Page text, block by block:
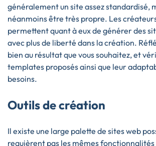
généralement un site assez standardisé,
néanmoins être très propre. Les
permettent quant à eux de générer des
avec plus de liberté dans la création.
bien au résultat que vous souhaitez, et
templates proposés ainsi que leur
besoins.
Outils de création
Il existe une large palette de sites web
requièrent pas les mêmes